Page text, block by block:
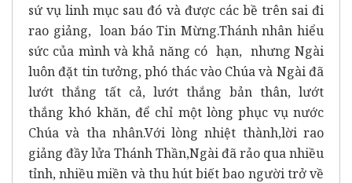
sứ vụ linh mục sau đó và được các bề trên sai đi
rao giảng, loan báo Tin Mừng.Thánh nhân hiểu
sức của mình và khả năng có hạn, nhưng Ngài
luôn đặt tin tưởng, phó thác vào Chúa và Ngài đã
lướt thắng tất cả, lướt thắng bản thân, lướt
thắng khó khăn, để chỉ một lòng phục vụ nước
Chúa và tha nhân.Với lòng nhiệt thành,lời rao
giảng đầy lửa Thánh Thần,Ngài đã rảo qua nhiều
tỉnh, nhiều miền và thu hút biết bao người trở về